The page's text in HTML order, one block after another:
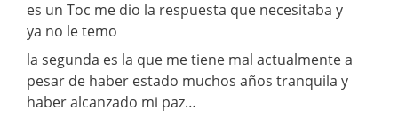
es un Toc me dio la respuesta que necesitaba y
ya no le temo
la segunda es la que me tiene mal actualmente a
pesar de haber estado muchos años tranquila y
haber alcanzado mi paz…